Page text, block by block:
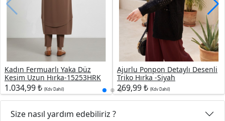
Kadın Fermuarlı Yaka Düz
Kesim Uzun Hırka-15253HRK
1.034,99 ₺ (Kdv Dahil)
Ajurlu Ponpon Detaylı Desenli
Triko Hırka -Siyah
269,99 ₺ (Kdv Dahil)
Size nasıl yardım edebiliriz ?